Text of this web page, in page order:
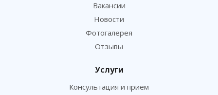
Вакансии
Новости
Фотогалерея
Отзывы
Услуги
Консультация и прием